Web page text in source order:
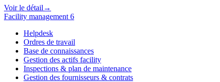
Voir le détail →
Facility management 6
Helpdesk
Ordres de travail
Base de connaissances
Gestion des actifs facility
Inspections & plan de maintenance
Gestion des fournisseurs & contrats